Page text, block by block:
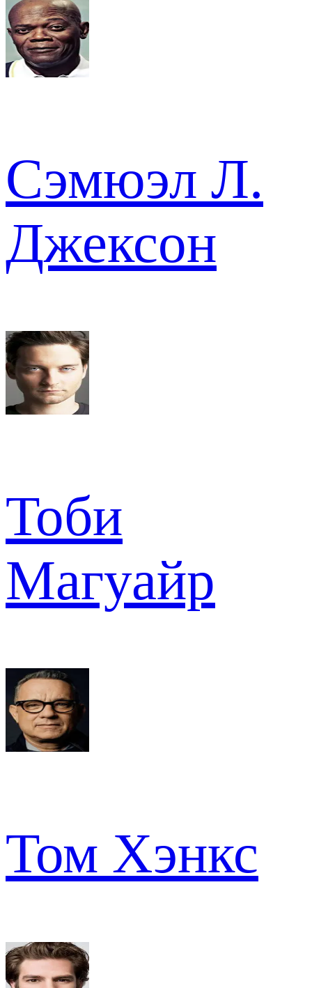
Сэмюэл Л.
Джексон
Тоби
Магуайр
Том Хэнкс